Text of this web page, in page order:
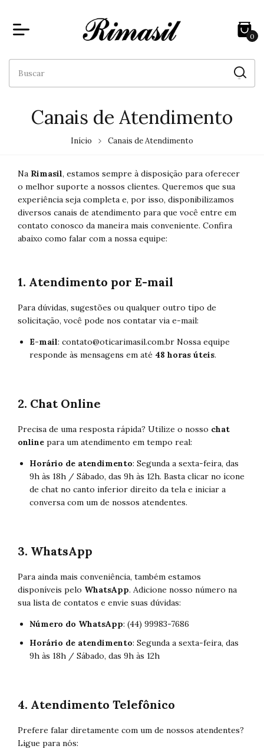
0
Canais de Atendimento
Início Canais de Atendimento
Na Rimasil, estamos sempre à disposição para oferecer
o melhor suporte a nossos clientes. Queremos que sua
experiência seja completa e, por isso, disponibilizamos
diversos canais de atendimento para que você entre em
contato conosco da maneira mais conveniente. Confira
abaixo como falar com a nossa equipe:
1. Atendimento por E-mail
Para dúvidas, sugestões ou qualquer outro tipo de
solicitação, você pode nos contatar via e-mail:
E-mail: contato@oticarimasil.com.br Nossa equipe
responde às mensagens em até 48 horas úteis.
2. Chat Online
Precisa de uma resposta rápida? Utilize o nosso chat
online para um atendimento em tempo real:
Horário de atendimento: Segunda a sexta-feira, das
9h às 18h / Sábado, das 9h às 12h. Basta clicar no ícone
de chat no canto inferior direito da tela e iniciar a
conversa com um de nossos atendentes.
3. WhatsApp
Para ainda mais conveniência, também estamos
disponíveis pelo WhatsApp. Adicione nosso número na
sua lista de contatos e envie suas dúvidas:
Número do WhatsApp: (44) 99983-7686
Horário de atendimento: Segunda a sexta-feira, das
9h às 18h / Sábado, das 9h às 12h
4. Atendimento Telefônico
Prefere falar diretamente com um de nossos atendentes?
Ligue para nós: